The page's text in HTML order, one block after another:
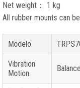
Net weight ： 1 kg
All rubber mounts can
Modelo
Vibration
Motion